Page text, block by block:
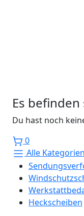
Es
Du hast noch
0
Alle Kategorien
Heckscheiben